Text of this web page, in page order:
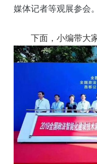
媒体记者等观展参会。
下面，小编带大家